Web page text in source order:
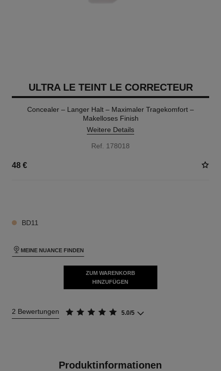
ULTRA LE TEINT LE CORRECTEUR
Concealer – Langer Halt – Maximaler Tragekomfort –
Makelloses Finish
Weitere Details
Ref. 178018
48 €
BD11
MEINE NUANCE FINDEN
ZUM WARENKORB
HINZUFÜGEN
2 Bewertungen 5.0/5
Produktinformationen